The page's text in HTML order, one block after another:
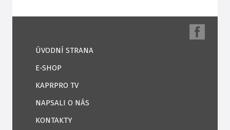
ÚVODNÍ STRANA
E-SHOP
KAPRPRO TV
NAPSALI O NÁS
KONTAKTY